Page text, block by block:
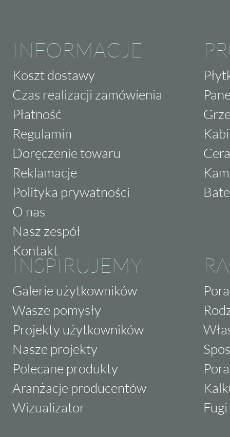
INFORMACJE
Koszt dostawy
Czas realizacji zamówienia
Płatność
Regulamin
Doręczenie towaru
Reklamacje
Polityka prywatności
O nas
Nasz zespół
Kontakt
INSPIRUJEMY
Galerie użytkowników
Wasze pomysły
Projekty użytkowników
Nasze projekty
Polecane produkty
Aranżacje producentów
Wizualizator